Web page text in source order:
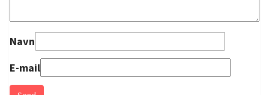
Navn
E-mail